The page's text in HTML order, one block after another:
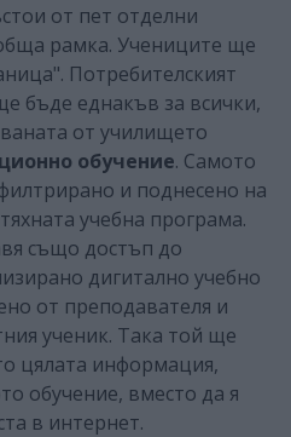
от пет отделни
рамка. Учениците ще
Потребителският
бъде еднакъв за всички,
от училището
обучение. Самото
и поднесено на
учебна програма.
също достъп до
дигитално учебно
от преподавателя и
ученик. Така той ще
цялата информация,
обучение, вместо да я
в интернет.